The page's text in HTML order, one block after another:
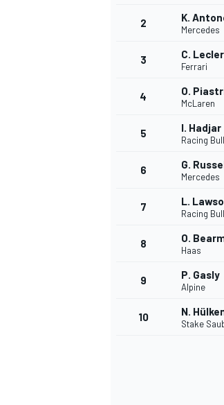
2 K.
Mercedes
3 C.
Ferrari
4 O.
McLaren
5 I. Hadjar
Racing
6 G.
Mercedes
7 L.
Racing
8 O.
Haas
9 P. Gasly
Alpine
10 N.
Stake